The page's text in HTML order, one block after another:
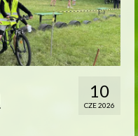
10
CZE 2026